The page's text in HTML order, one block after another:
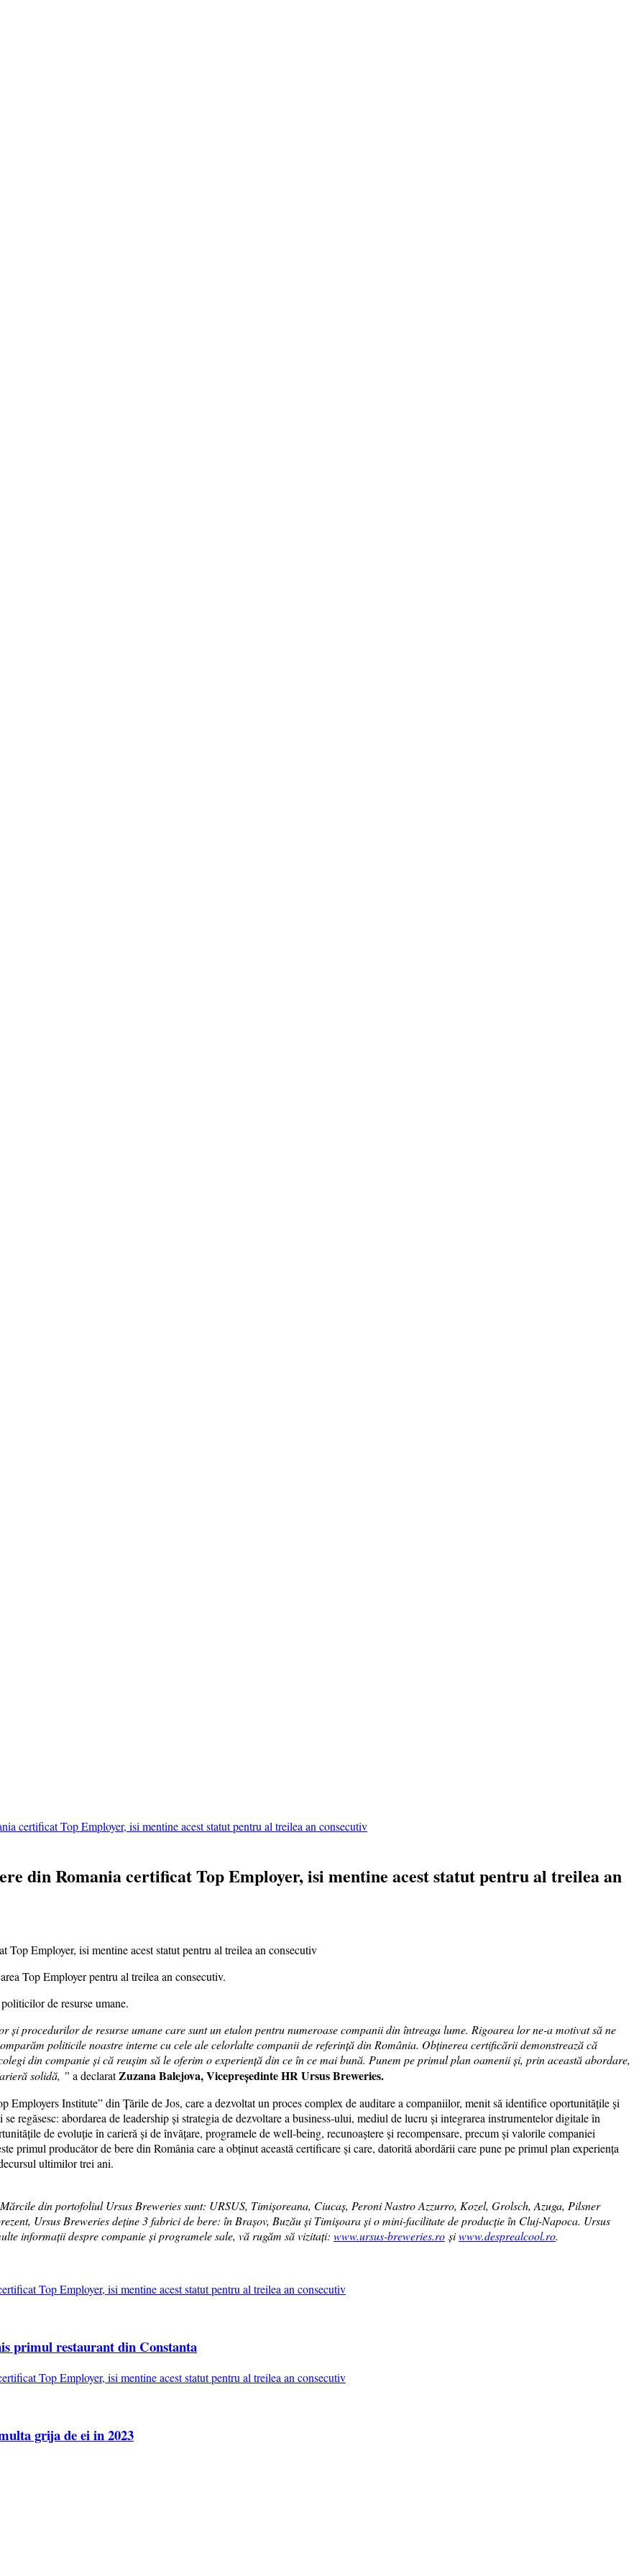
haine, incaltaminte, coafuri, tunsori, desene de colorat, poze cu modele de manichiuri!❤️
incaltaminte, coafuri, tunsori, desene de colorat, poze cu modele de manichiuri!❤️
incaltaminte, coafuri, tunsori, desene de colorat, poze cu modele de manichiuri!❤️
certificat Top Employer, isi mentine acest statut pentru al treilea an consecutiv
din Romania certificat Top Employer, isi mentine acest statut pentru al treilea an
Top Employer pentru al treilea an consecutiv.
de resurse umane.
procedurilor de resurse umane care sunt un etalon pentru numeroase companii din întreaga lume. Rigoarea lor ne-a motivat să ne
politicile noastre interne cu cele ale celorlalte companii de referință din România. Obținerea certificării demonstrează că
din companie și că reușim să le oferim o experiență din ce în ce mai bună. Punem pe primul plan oamenii și, prin această abordare,
solidă, ” a declaratZuzana Balejova, Vicepreședinte HR Ursus Breweries.
Employers Institute” din Țările de Jos, care a dezvoltat un proces complex de auditare a companiilor, menit să identifice oportunitățile și
regăsesc: abordarea de leadership și strategia de dezvoltare a business-ului, mediul de lucru și integrarea instrumentelor digitale în
de evoluție în carieră și de învățare, programele de well-being, recunoaștere și recompensare, precum și valorile companiei
primul producător de bere din România care a obținut această certificare și care, datorită abordării care pune pe primul plan experiența
ultimilor trei ani.
din portofoliul Ursus Breweries sunt: URSUS, Timișoreana, Ciucaș, Peroni Nastro Azzurro, Kozel, Grolsch, Azuga, Pilsner
Ursus Breweries deține 3 fabrici de bere: în Brașov, Buzău și Timișoara și o mini-facilitate de producție în Cluj-Napoca. Ursus
informații despre companie și programele sale, vă rugăm să vizitați: www.ursus-breweries.ro șiwww.desprealcool.ro.
primul restaurant din Constanta
grija de ei in 2023